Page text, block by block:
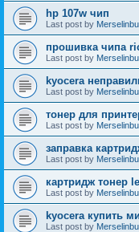
hp 107w чип
Last post by
прошивка чипа
Last post by
kyocera
Last post by
тонер для
Last post by
заправка
Last post by
картридж тонер
Last post by
kyocera купить
Last post by